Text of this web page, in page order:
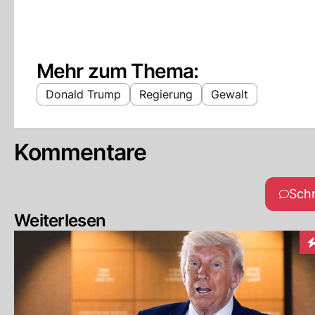
Mehr zum Thema:
Donald Trump Regierung Gewalt
Kommentare
Weiterlesen